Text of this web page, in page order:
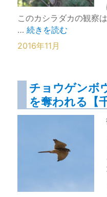
このカシラダカの観察
…“冠羽が目立つカシラ
続きを読む
2016年11月
チョウゲンボ
を奪われる【